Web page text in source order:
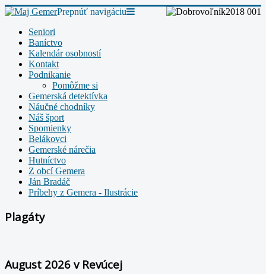
Prepnúť navigáciu
Seniori
Baníctvo
Kalendár osobností
Kontakt
Podnikanie
Pomôžme si
Gemerská detektívka
Náučné chodníky
Náš šport
Spomienky
Belákovci
Gemerské nárečia
Hutníctvo
Z obcí Gemera
Ján Bradáč
Príbehy z Gemera - Ilustrácie
Plagáty
August 2026 v Revúcej